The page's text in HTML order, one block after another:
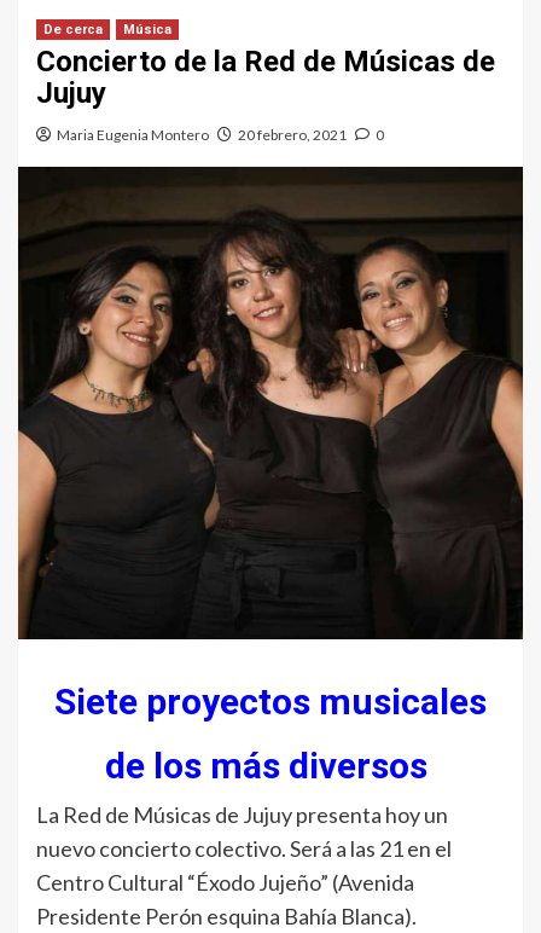
De cerca Música
Concierto de la Red de Músicas de
Jujuy
Maria Eugenia Montero 20 febrero, 2021 0
Siete proyectos musicales
de los más diversos
La Red de Músicas de Jujuy presenta hoy un
nuevo concierto colectivo. Será a las 21 en el
Centro Cultural “Éxodo Jujeño” (Avenida
Presidente Perón esquina Bahía Blanca).